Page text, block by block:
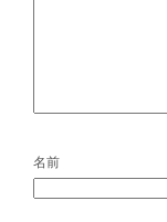
名前